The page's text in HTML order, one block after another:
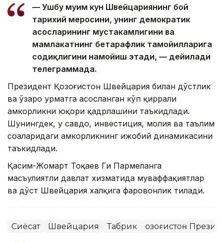
— Ушбу муҳим кун Швейцариянинг бой
тарихий меросини, унинг демократик
асосларининг мустаҳкамлигини ва
мамлакатнинг бетарафлик тамойилларига
содиқлигини намойиш этади, — дейилади
телеграммада.
Президент Қозоғистон Швейцария билан дўстлик
ва ўзаро ҳурматга асосланган кўп қиррали
ҳамкорликни юқори қадрлашини таъкидлади.
Шунингдек, у савдо, инвестиция, молия ва таълим
соҳаларидаги ҳамкорликнинг ижобий динамикасини
таъкидлади.
Қасим-Жомарт Тоқаев Ги Пармеланга
масъулиятли давлат хизматида муваффақиятлар
ва дўст Швейцария халқига фаровонлик тилади.
Сиёсат Швейцария Табрик Қозоғистон